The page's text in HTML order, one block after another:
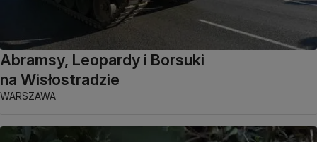
Abramsy, Leopardy i Borsuki
na Wisłostradzie
WARSZAWA